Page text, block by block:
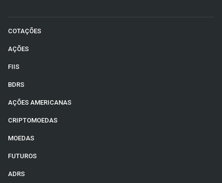
COTAÇÕES
AÇÕES
FIIS
BDRS
AÇÕES AMERICANAS
CRIPTOMOEDAS
MOEDAS
FUTUROS
ADRS